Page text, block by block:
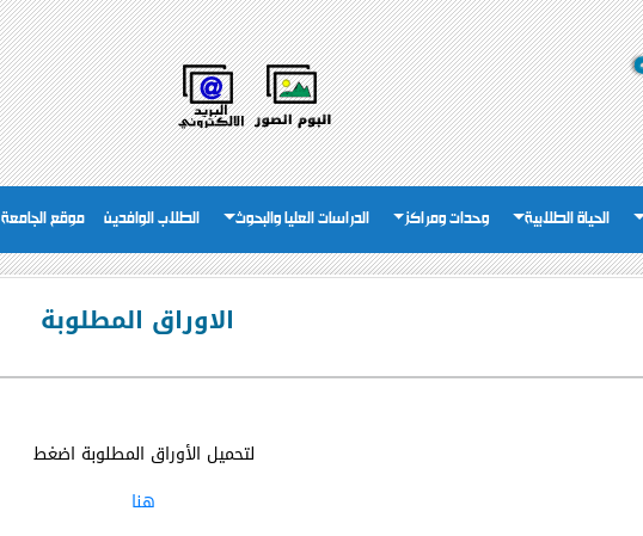
الحياة الطلابية وحدات ومراكز الدراسات العليا والبحوث الطلاب الوافدين موقع الجامعة
الاوراق المطلوبة
لتحميل الأوراق المطلوبة اضغط
هنا